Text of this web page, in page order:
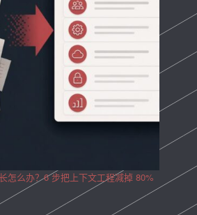
怎么办？6 步把上下文工程减掉 80%